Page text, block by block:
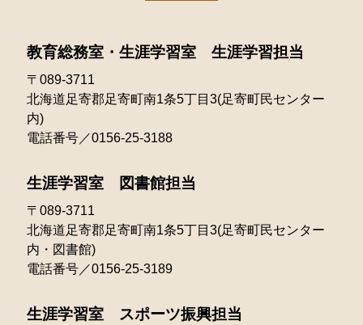
2025年01月
2024年01月
2023年03月
2023年02月
2023年01月
2022年05月
2022年04月
2022年01月
2021年06月
2021年05月
2020年04月
教育総務室・生涯学習室 生涯学習担当
〒089-3711
北海道足寄郡足寄町南1条5丁目3(足寄町民センター
内)
電話番号／0156-25-3188
生涯学習室 図書館担当
〒089-3711
北海道足寄郡足寄町南1条5丁目3(足寄町民センター
内・図書館)
電話番号／0156-25-3189
生涯学習室 スポーツ振興担当